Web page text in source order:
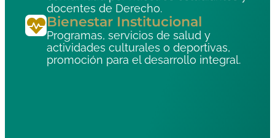
docentes de Derecho.
Bienestar Institucional
Programas, servicios de salud y
actividades culturales o deportivas,
promoción para el desarrollo integral.